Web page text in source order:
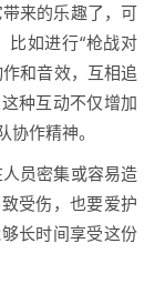
来的乐趣了，可
比如进行“枪战对
和音效，互相追
种互动不仅增加
作精神。
员密集或容易造
受伤，也要爱护
长时间享受这份